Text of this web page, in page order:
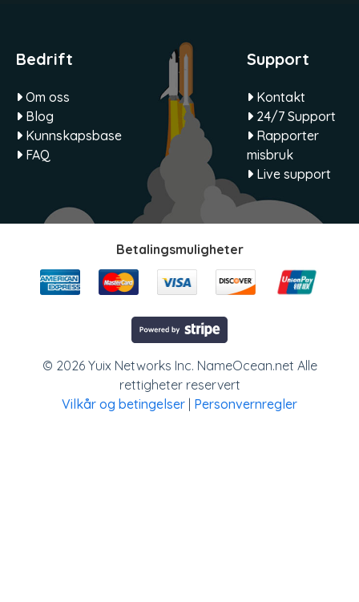
Bedrift
Om oss
Blog
Kunnskapsbase
FAQ
Support
Kontakt
24/7 Support
Rapporter
misbruk
Live support
Betalingsmuligheter
© 2026 Yuix Networks Inc. NameOcean.net Alle
rettigheter reservert
Vilkår og betingelser Personvernregler